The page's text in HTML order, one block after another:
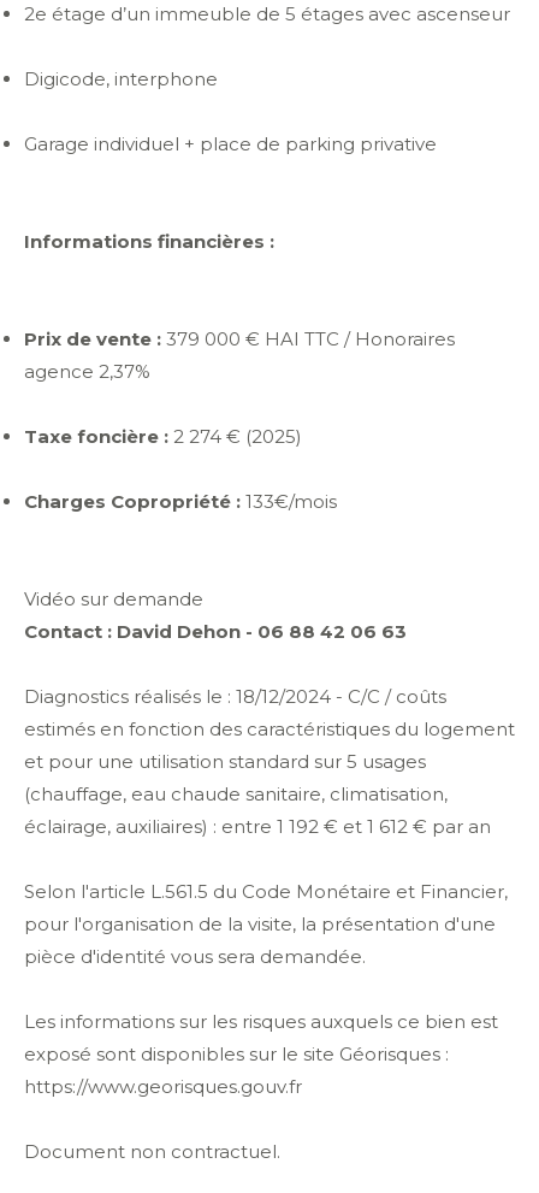
2e étage d’un immeuble de 5 étages avec ascenseur
Digicode, interphone
Garage individuel + place de parking privative
Informations financières :
Prix de vente : 379 000 € HAI TTC / Honoraires
agence 2,37%
Taxe foncière : 2 274 € (2025)
Charges Copropriété : 133€/mois
Vidéo sur demande
Contact : David Dehon - 06 88 42 06 63
Diagnostics réalisés le : 18/12/2024 - C/C / coûts
estimés en fonction des caractéristiques du logement
et pour une utilisation standard sur 5 usages
(chauffage, eau chaude sanitaire, climatisation,
éclairage, auxiliaires) : entre 1 192 € et 1 612 € par an
Selon l'article L.561.5 du Code Monétaire et Financier,
pour l'organisation de la visite, la présentation d'une
pièce d'identité vous sera demandée.
Les informations sur les risques auxquels ce bien est
exposé sont disponibles sur le site Géorisques :
https://www.georisques.gouv.fr
Document non contractuel.